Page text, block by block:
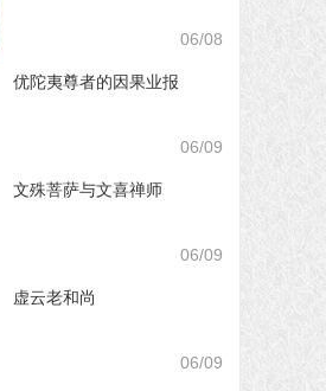
06/08
优陀夷尊者的因果业报
06/09
文殊菩萨与文喜禅师
06/09
虚云老和尚
06/09